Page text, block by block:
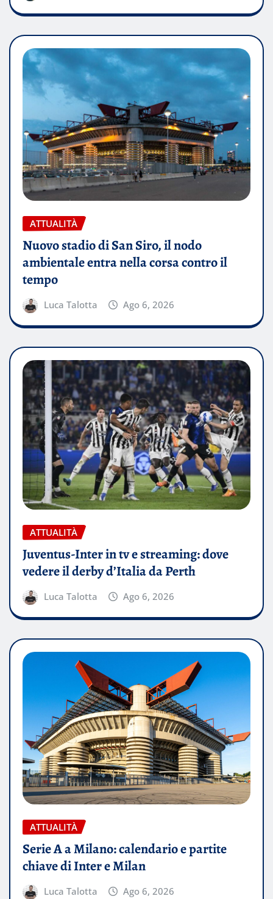
ATTUALITÀ
Nuovo stadio di San Siro, il nodo
ambientale entra nella corsa contro il
tempo
Luca Talotta Ago 6, 2026
ATTUALITÀ
Juventus-Inter in tv e streaming: dove
vedere il derby d’Italia da Perth
Luca Talotta Ago 6, 2026
ATTUALITÀ
Serie A a Milano: calendario e partite
chiave di Inter e Milan
Luca Talotta Ago 6, 2026